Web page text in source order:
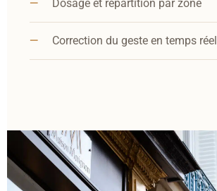
Dosage et répartition par zone
Correction du geste en temps réel